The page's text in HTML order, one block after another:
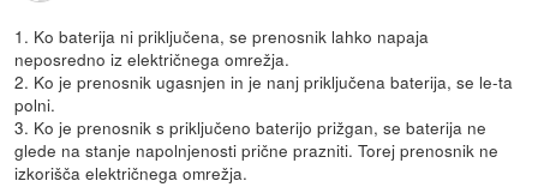
1. Ko baterija ni priključena, se prenosnik lahko napaja
neposredno iz električnega omrežja.
2. Ko je prenosnik ugasnjen in je nanj priključena baterija, se le-ta
polni.
3. Ko je prenosnik s priključeno baterijo prižgan, se baterija ne
glede na stanje napolnjenosti prične prazniti. Torej prenosnik ne
izkorišča električnega omrežja.